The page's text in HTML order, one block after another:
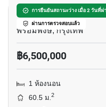
การยืนยันสถานะว่าง เมื่อ 2 วันที่ผ่
ผ่านการตรวจสอบแล้ว
บ้าน สราญ คอนโดมิ
พร้อมพงษ์, กรุงเทพ
฿6,500,000
1 ห้องนอน
60.5 ม.2